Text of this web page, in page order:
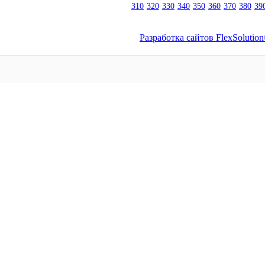
310 320 330 340 350 360 370 380
Разработка сайтов